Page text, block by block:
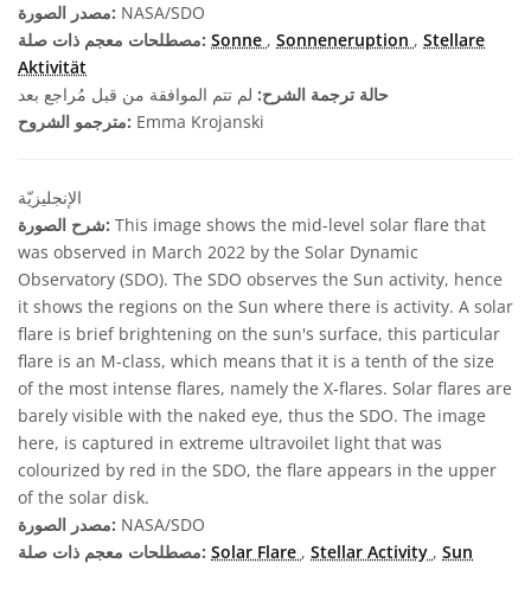
مصدر الصورة: NASA/SDO
مصطلحات معجم ذات صلة: Sonne , Sonneneruption , Stellare
Aktivität
حالة ترجمة الشرح: لم تتم الموافقة من قبل مُراجع بعد
مترجمو الشروح: Emma Krojanski
الإنجليزيّة
شرح الصورة: This image shows the mid-level solar flare that
was observed in March 2022 by the Solar Dynamic
Observatory (SDO). The SDO observes the Sun activity, hence
it shows the regions on the Sun where there is activity. A solar
flare is brief brightening on the sun's surface, this particular
flare is an M-class, which means that it is a tenth of the size
of the most intense flares, namely the X-flares. Solar flares are
barely visible with the naked eye, thus the SDO. The image
here, is captured in extreme ultravoilet light that was
colourized by red in the SDO, the flare appears in the upper
of the solar disk.
مصدر الصورة: NASA/SDO
مصطلحات معجم ذات صلة: Solar Flare , Stellar Activity , Sun